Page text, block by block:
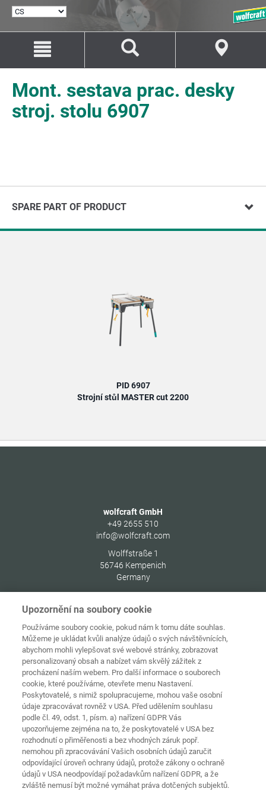
Obsah
Navigaci
Mont. sestava prac. desky
stroj. stolu 6907
SPARE PART OF PRODUCT
PID 6907
Strojní stůl MASTER cut 2200
wolfcraft GmbH
+49 2655 510
info@wolfcraft.com
Wolffstraße 1
56746 Kempenich
Germany
Domovská
stránka Kontakt Tiráž
Ochrana
osobních
Pravidla a
podmínky
Zásady
používání
souborů
cookie Přihlásit
Prohlášení o
bezbariérovosti
Nastavení souborů cookies
Upozornění na soubory cookie
Používáme soubory cookie, pokud nám k tomu dáte souhlas.
Můžeme je ukládat kvůli analýze údajů o svých návštěvnících,
abychom mohli vylepšovat své webové stránky, zobrazovat
personalizovaný obsah a nabízet vám skvělý zážitek z
procházení naším webem. Pro další informace o souborech
cookie, které používáme, otevřete menu Nastavení.
Poskytovatelé, s nimiž spolupracujeme, mohou vaše osobní
údaje zpracovávat rovněž v USA. Před udělením souhlasu
podle čl. 49, odst. 1, písm. a) nařízení GDPR Vás
upozorňujeme zejména na to, že poskytovatelé v USA bez
rozhodnutí o přiměřenosti a bez vhodných záruk popř.
nemohou při zpracovávání Vašich osobních údajů zaručit
odpovídající úroveň ochrany údajů, protože zákony o ochraně
údajů v USA neodpovídají požadavkům nařízení GDPR, a že
zvláště nemusí být možné vymáhat práva dotčených subjektů.